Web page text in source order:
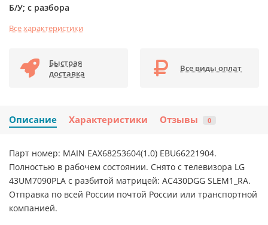
Б/У; с разбора
Все характеристики
Быстрая
доставка
Все виды оплат
Описание Характеристики Отзывы 0
Парт номер: MAIN EAX68253604(1.0) EBU66221904.
Полностью в рабочем состоянии. Снято с телевизора LG
43UM7090PLA с разбитой матрицей: AC430DGG SLEM1_RA.
Отправка по всей России почтой России или транспортной
компанией.